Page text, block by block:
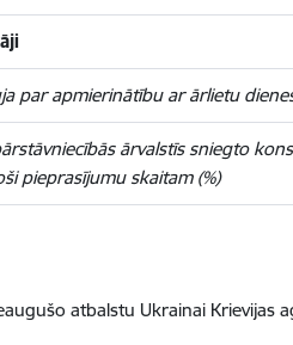
par apmierinātību ar ārlietu
ārvalstīs sniegto
pieprasījumu skaitam (%)
atbalstu Ukrainai Krievijas